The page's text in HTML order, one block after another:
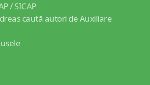
/ SICAP
caută autori de Auxiliare